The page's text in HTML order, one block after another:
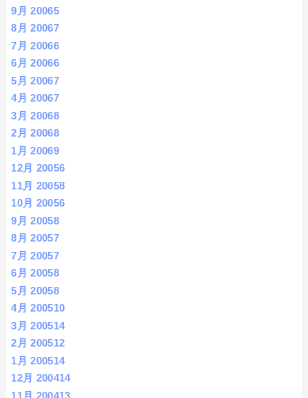
9月 20065
8月 20067
7月 20066
6月 20066
5月 20067
4月 20067
3月 20068
2月 20068
1月 20069
12月 20056
11月 20058
10月 20056
9月 20058
8月 20057
7月 20057
6月 20058
5月 20058
4月 200510
3月 200514
2月 200512
1月 200514
12月 200414
11月 200413